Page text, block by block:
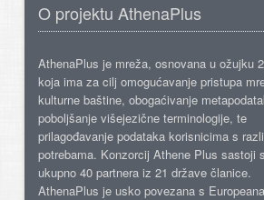
O projektu AthenaPlus
AthenaPlus je mreža, osnovana u ožujku
koja ima za cilj omogućavanje pristupa
kulturne baštine, obogaćivanje
poboljšanje višejezične terminologije, te
prilagođavanje podataka korisnicima s
potrebama. Konzorcij Athene Plus sastoji
ukupno 40 partnera iz 21 države članice.
AthenaPlus je usko povezana s Europeana